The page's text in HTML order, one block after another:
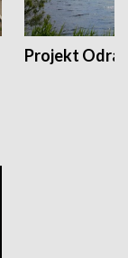
Projekt Odra